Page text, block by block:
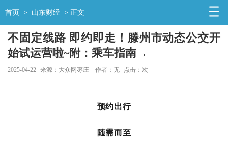
首页 > 山东财经 > 正文
不固定线路 即约即走！滕州市动态公交开
始试运营啦~附：乘车指南→
2025-04-22 来源：大众网枣庄 作者：无 点击： 次
预约出行
随需而至